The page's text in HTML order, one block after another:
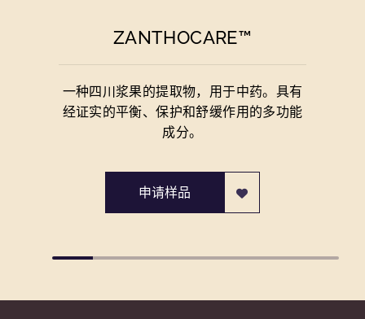
ZANTHOCARE™
一种四川浆果的提取物，用于中药。具有
经证实的平衡、保护和舒缓作用的多功能
成分。
申请样品